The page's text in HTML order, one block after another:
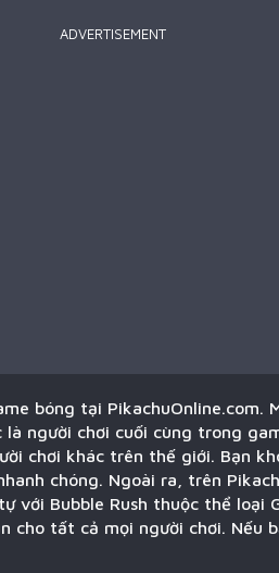
ADVERTISEMENT
bóng tại
người chơi cuối cùng trong
chơi khác trên thế giới. Bạn
chóng. Ngoài ra, trên
với Bubble Rush thuộc thể loại
tất cả mọi người chơi. Nếu